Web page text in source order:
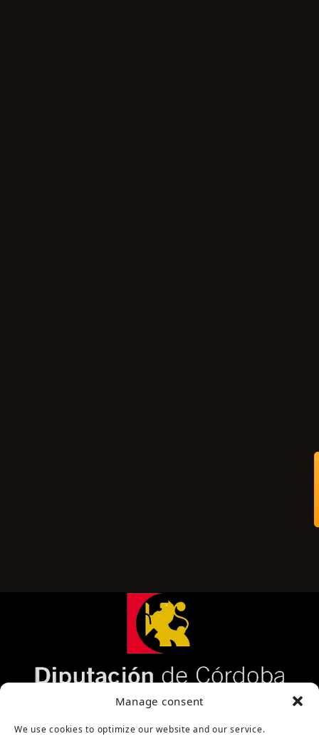
Manage consent
We use cookies to optimize our website and our service.
Página cofinanciada por la Diputación de Córdoba